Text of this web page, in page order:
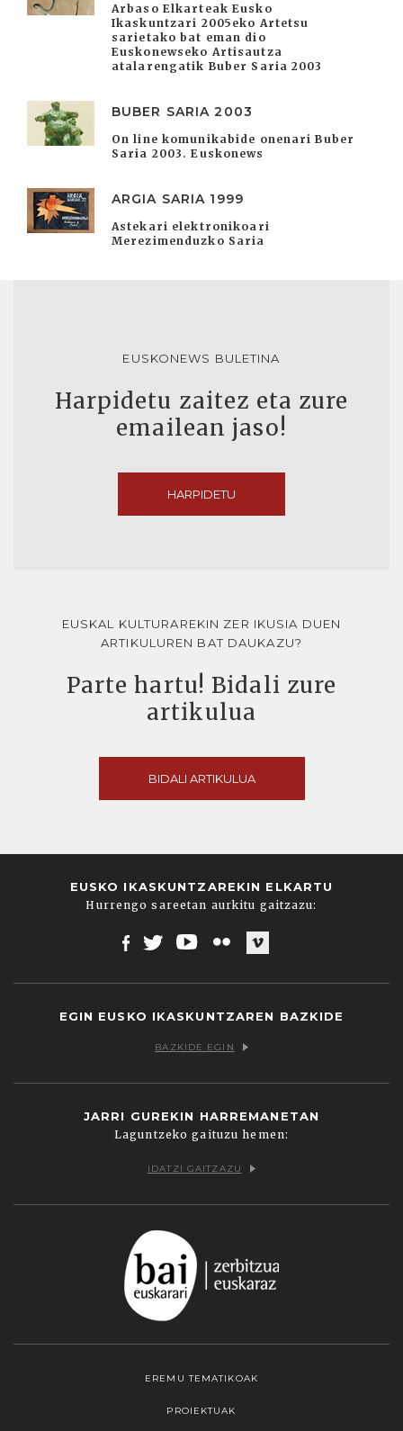
Arbaso Elkarteak Eusko
Ikaskuntzari 2005eko Artetsu
sarietako bat eman dio
Euskonewseko Artisautza
atalarengatik Buber Saria 2003
BUBER SARIA 2003
On line komunikabide onenari Buber
Saria 2003. Euskonews
ARGIA SARIA 1999
Astekari elektronikoari
Merezimenduzko Saria
EUSKONEWS BULETINA
Harpidetu zaitez eta zure
emailean jaso!
HARPIDETU
EUSKAL KULTURAREKIN ZER IKUSIA DUEN
ARTIKULUREN BAT DAUKAZU?
Parte hartu! Bidali zure
artikulua
BIDALI ARTIKULUA
EUSKO IKASKUNTZAREKIN ELKARTU
Hurrengo sareetan aurkitu gaitzazu:
EGIN EUSKO IKASKUNTZAREN BAZKIDE
BAZKIDE EGIN
JARRI GUREKIN HARREMANETAN
Laguntzeko gaituzu hemen:
IDATZI GAITZAZU
EREMU TEMATIKOAK
PROIEKTUAK